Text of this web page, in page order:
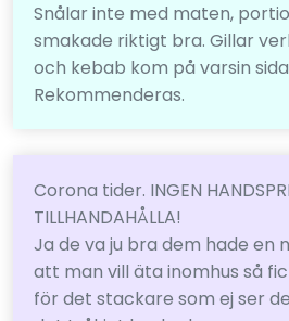
Snålar inte med maten,
smakade riktigt bra. Gillar
och kebab kom på varsin
Rekommenderas.
Corona tider. INGEN
TILLHANDAHÅLLA!
Ja de va ju bra dem hade en
att man vill äta inomhus så
för det stackare som ej ser